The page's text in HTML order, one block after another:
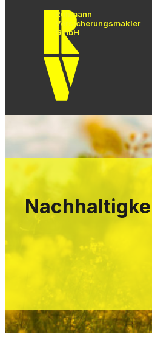
Rühmann
Versicherungsmakler
GmbH